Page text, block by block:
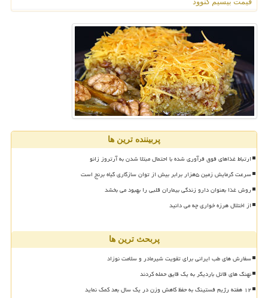
پربیننده ترین ها
ارتباط غذاهای فوق فرآوری شده با احتمال مبتلا شدن به آرتروز زانو
سرعت گرمایش زمین ۵هزار برابر بیش از توان سازگاری گیاه برنج است
روش غذا بعنوان دارو زندگی بیماران قلبی را بهبود می بخشد
از اختلال هرزه خواری چه می دانید
پربحث ترین ها
سفارش های طب ایرانی برای تقویت شیرمادر و سلامت نوزاد
نهنگ های قاتل باردیگر به یک قایق حمله کردند
۱۲ هفته رژیم فستینگ به حفظ کاهش وزن در یک سال بعد کمک نماید